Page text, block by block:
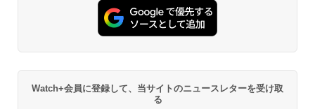
Watch+会員に登録して、当サイトのニュースレターを受け取
る